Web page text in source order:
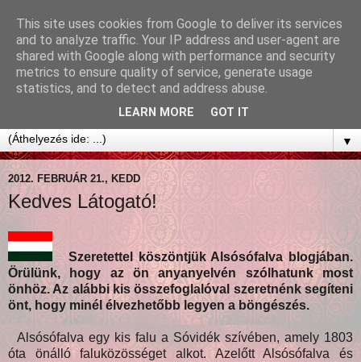
▼
2012. FEBRUÁR 21., KEDD
Kedves Látogató!
Szeretettel köszöntjük Alsósófalva blogjában.
Örülünk, hogy az ön anyanyelvén szólhatunk most
önhöz. Az alábbi kis összefoglalóval szeretnénk segíteni
önt, hogy minél élvezhetőbb legyen a böngészés.
Alsósófalva egy kis falu a Sóvidék szívében, amely 1803
óta önálló faluközösséget alkot. Azelőtt Alsósófalva és
This site uses cookies from Google to deliver its services
and to analyze traffic. Your IP address and user-agent are
shared with Google along with performance and security
metrics to ensure quality of service, generate usage
statistics, and to detect and address abuse.
LEARN MORE GOT IT